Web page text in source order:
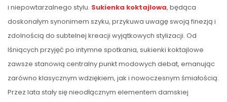
i niepowtarzalnego stylu. Sukienka koktajlowa, będąca
doskonałym synonimem szyku, przykuwa uwagę swoją finezją i
zdolnością do subtelnej kreacji wyjątkowych stylizacji. Od
lśniących przyjęć po intymne spotkania, sukienki koktajlowe
zawsze stanowią centralny punkt modowych debat, emanując
zarówno klasycznym wdziękiem, jak i nowoczesnym śmiałością.
Przez lata stały się nieodłącznym elementem damskiej